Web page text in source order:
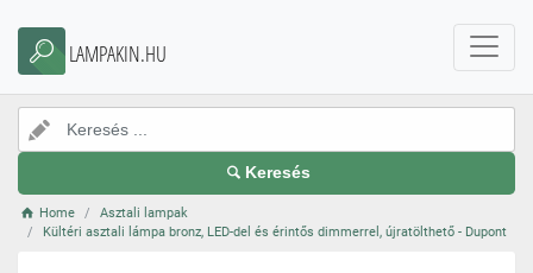
LAMPAKIN.HU
Keresés
Home
Asztali lampak
Kültéri asztali lámpa bronz, LED-del és érintős dimmerrel, újratölthető - Dupont